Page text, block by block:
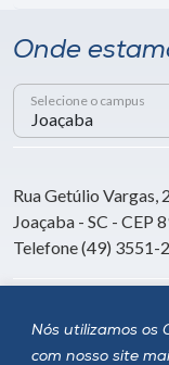
Nós utilizamos os
com nosso site
Onde
Selecione o campus
Rua Getúlio Vargas,
Joaçaba - SC - CEP
Telefone (49) 3551-
Siga a